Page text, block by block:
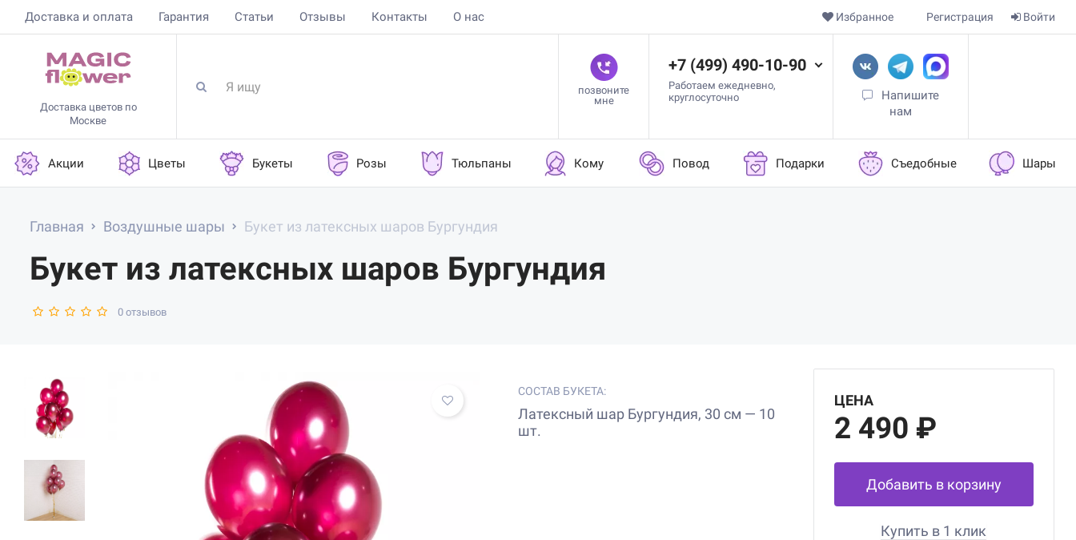
Доставка и оплата Гарантия Статьи Отзывы Контакты О нас Войти
Регистрация
Избранное
Доставка цветов по
Москве
позвоните
мне
+7 (499) 490-10-90
Работаем ежедневно,
круглосуточно
Напишите
нам
Акции Цветы Букеты Розы Тюльпаны Кому Повод Подарки Съедобные Шары
Главная Воздушные шары Букет из латексных шаров Бургундия
Букет из латексных шаров Бургундия
0 отзывов
СОСТАВ БУКЕТА:
Латексный шар Бургундия, 30 см — 10
шт.
ЦЕНА
2 490 ₽
Добавить в корзину
Купить в 1 клик